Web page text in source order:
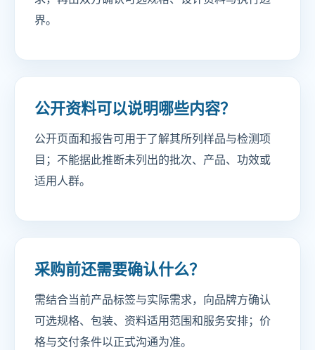
界。
公开资料可以说明哪些内容？
公开页面和报告可用于了解其所列样品与检测项
目；不能据此推断未列出的批次、产品、功效或
适用人群。
采购前还需要确认什么？
需结合当前产品标签与实际需求，向品牌方确认
可选规格、包装、资料适用范围和服务安排；价
格与交付条件以正式沟通为准。